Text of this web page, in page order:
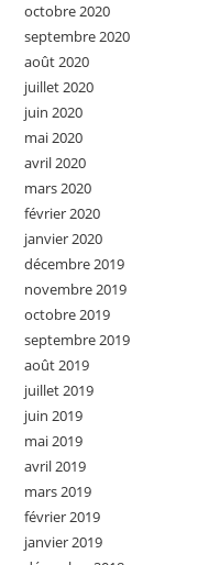
octobre 2020
septembre 2020
août 2020
juillet 2020
juin 2020
mai 2020
avril 2020
mars 2020
février 2020
janvier 2020
décembre 2019
novembre 2019
octobre 2019
septembre 2019
août 2019
juillet 2019
juin 2019
mai 2019
avril 2019
mars 2019
février 2019
janvier 2019